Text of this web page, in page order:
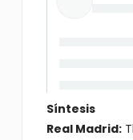
Síntesis
Real Madrid: